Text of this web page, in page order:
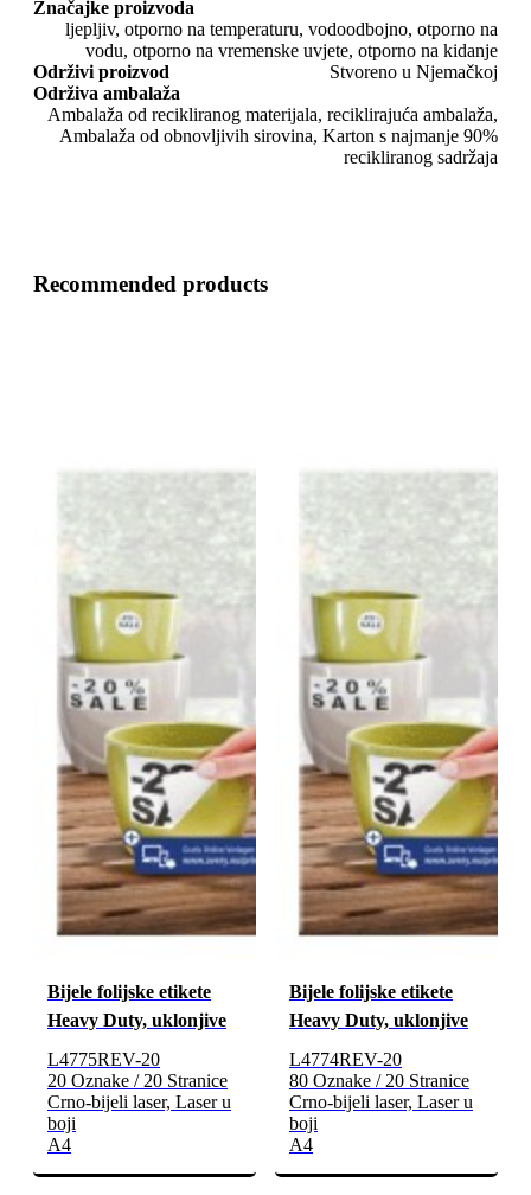
Značajke proizvoda
ljepljiv, otporno na temperaturu, vodoodbojno, otporno na
vodu, otporno na vremenske uvjete, otporno na kidanje
Održivi proizvod
Stvoreno u Njemačkoj
Održiva ambalaža
Ambalaža od recikliranog materijala, reciklirajuća ambalaža,
Ambalaža od obnovljivih sirovina, Karton s najmanje 90%
recikliranog sadržaja
Recommended products
Bijele folijske etikete
Heavy Duty, uklonjive
L4775REV-20
20 Oznake / 20 Stranice
Crno-bijeli laser, Laser u
boji
A4
Bijele folijske etikete
Heavy Duty, uklonjive
L4774REV-20
80 Oznake / 20 Stranice
Crno-bijeli laser, Laser u
boji
A4